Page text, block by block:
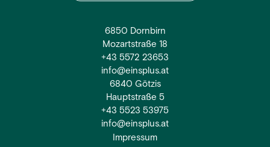
6850 Dornbirn
Mozartstraße 18
+43 5572 23653
info@einsplus.at
6840 Götzis
Hauptstraße 5
+43 5523 53975
info@einsplus.at
Impressum